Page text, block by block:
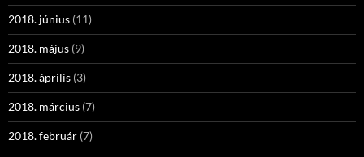
2018. június (11)
2018. május (9)
2018. április (3)
2018. március (7)
2018. február (7)